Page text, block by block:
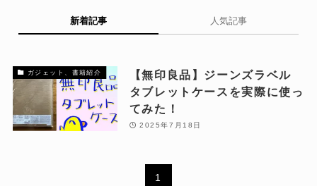
新着記事 人気記事
ガジェット、書籍紹介
【無印良品】ジーンズラベル
タブレットケースを実際に使っ
てみた！
2025年7月18日
1